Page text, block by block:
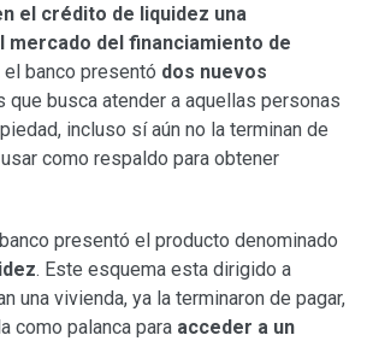
el crédito de liquidez una
mercado del financiamiento de
el banco presentó dos nuevos
que busca atender a aquellas personas
incluso sí aún no la terminan de
como respaldo para obtener
presentó el producto denominado
. Este esquema esta dirigido a
una vivienda, ya la terminaron de pagar,
como palanca para acceder a un